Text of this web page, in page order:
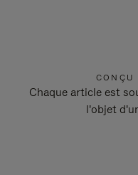
CONÇU
Chaque article est
l'objet